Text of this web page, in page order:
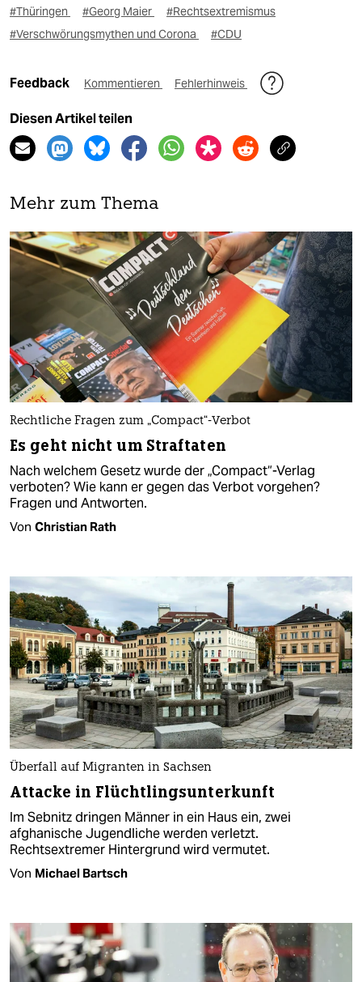
#Thüringen #Georg Maier
#Rechtsextremismus
#Verschwörungsmythen und Corona
#CDU
Feedback Kommentieren Fehlerhinweis
Diesen Artikel teilen
Mehr zum Thema
Rechtliche Fragen zum „Compact“-Verbot
Es geht nicht um Straftaten
Nach welchem Gesetz wurde der „Compact“-Verlag
verboten? Wie kann er gegen das Verbot vorgehen?
Fragen und Antworten.
Von Christian Rath
Überfall auf Migranten in Sachsen
Attacke in Flüchtlingsunterkunft
Im Sebnitz dringen Männer in ein Haus ein, zwei
afghanische Jugendliche werden verletzt.
Rechtsextremer Hintergrund wird vermutet.
Von Michael Bartsch